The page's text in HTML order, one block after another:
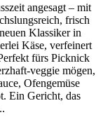
angesagt – mit
frisch
Klassiker in
Käse, verfeinert
fürs Picknick
veggie mögen,
Ofengemüse
Ein Gericht, das